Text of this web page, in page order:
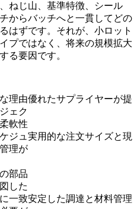
ねじ山、基準特徴、シール
からバッチへと一貫してどの
はずです。それが、小ロット
プではなく、将来の規模拡大
る要因です。
理由優れたサプライヤーが提
ェク
軟性
ジュ
理が
実用的な注文サイズと現
部品
した
一致安定した調達と材料管理